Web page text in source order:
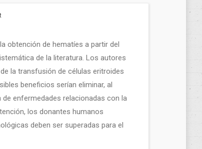
obtención de hematíes a partir del
de la literatura. Los autores
la transfusión de células eritroides
beneficios serían eliminar, al
enfermedades relacionadas con la
los donantes humanos
deben ser superadas para el